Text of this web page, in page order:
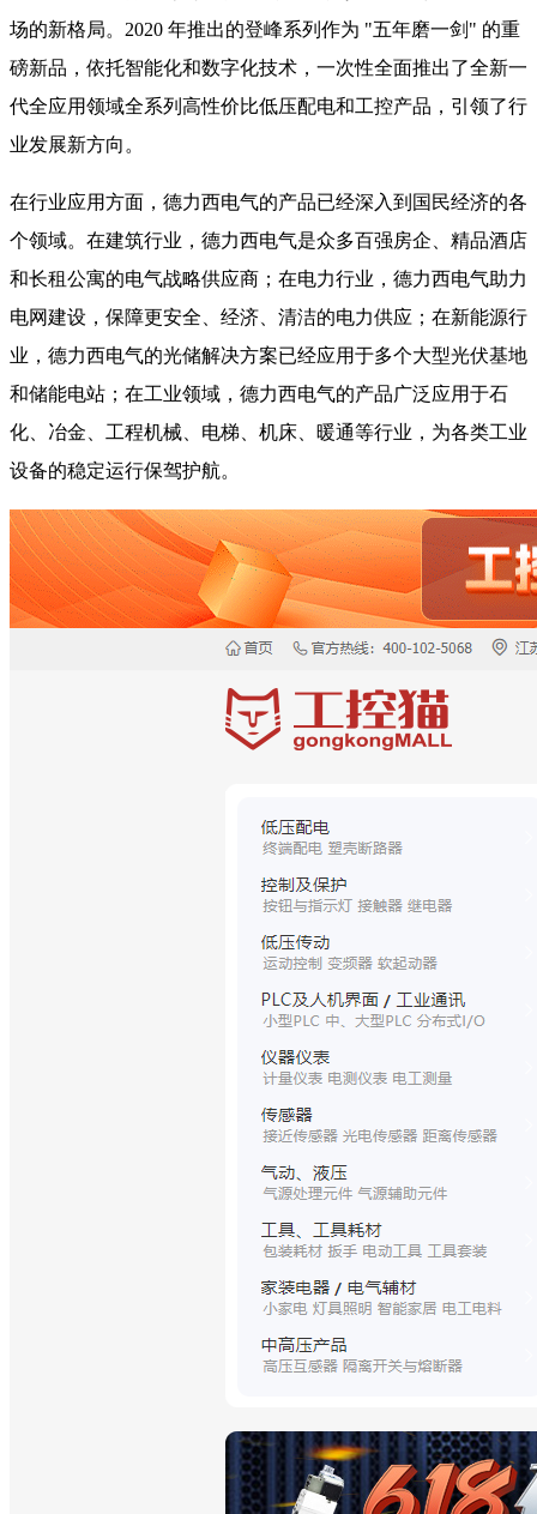
场的新格局。2020 年推出的登峰系列作为 "五年磨一剑" 的重
磅新品，依托智能化和数字化技术，一次性全面推出了全新一
代全应用领域全系列高性价比低压配电和工控产品，引领了行
业发展新方向。
在行业应用方面，德力西电气的产品已经深入到国民经济的各
个领域。在建筑行业，德力西电气是众多百强房企、精品酒店
和长租公寓的电气战略供应商；在电力行业，德力西电气助力
电网建设，保障更安全、经济、清洁的电力供应；在新能源行
业，德力西电气的光储解决方案已经应用于多个大型光伏基地
和储能电站；在工业领域，德力西电气的产品广泛应用于石
化、冶金、工程机械、电梯、机床、暖通等行业，为各类工业
设备的稳定运行保驾护航。